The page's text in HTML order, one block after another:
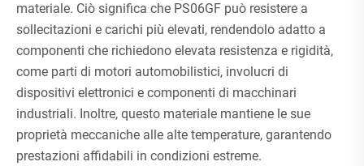
materiale. Ciò significa che PS06GF può resistere a
sollecitazioni e carichi più elevati, rendendolo adatto a
componenti che richiedono elevata resistenza e rigidità,
come parti di motori automobilistici, involucri di
dispositivi elettronici e componenti di macchinari
industriali. Inoltre, questo materiale mantiene le sue
proprietà meccaniche alle alte temperature, garantendo
prestazioni affidabili in condizioni estreme.